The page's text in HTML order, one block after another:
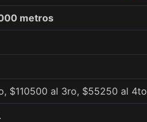
metros
$110500 al 3ro, $55250 al 4to